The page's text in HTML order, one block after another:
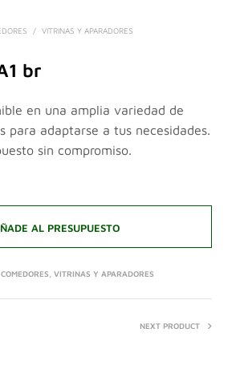
/ VITRINAS Y APARADORES
br
en una amplia variedad de
para adaptarse a tus necesidades.
sin compromiso.
AL PRESUPUESTO
VITRINAS Y APARADORES
NEXT PRODUCT